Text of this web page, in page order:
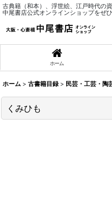
古典籍（和本）、浮世絵、江戸時代の
中尾書店公式オンラインショップをぜひ
ホーム
ホーム > 古書籍目録 > 民芸・工芸・陶
くみひも